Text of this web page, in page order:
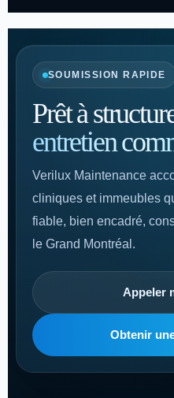
SOUMISSION RAPIDE
Prêt à
entretien
Verilux Maintenance
cliniques et immeubles
fiable, bien encadré,
le Grand Montréal.
Appeler
Obtenir